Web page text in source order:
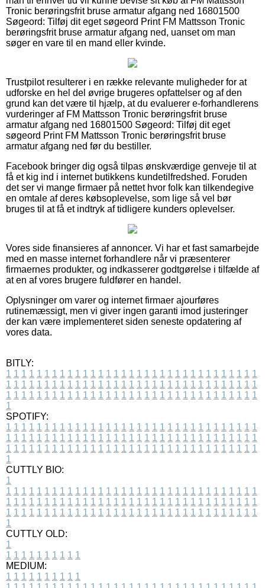
Tronic berøringsfrit bruse armatur afgang ned 16801500
Søgeord: Tilføj dit eget søgeord Print FM Mattsson Tronic
berøringsfrit bruse armatur afgang ned, uanset om man
søger en vare til en mand eller kvinde.
Trustpilot resulterer i en række relevante muligheder for at
udforske en hel del øvrige brugeres opfattelser og af den
grund kan det være til hjælp, at du evaluerer e-forhandlerens
vurderinger af FM Mattsson Tronic berøringsfrit bruse
armatur afgang ned 16801500 Søgeord: Tilføj dit eget
søgeord Print FM Mattsson Tronic berøringsfrit bruse
armatur afgang ned før du bestiller.
Facebook bringer dig også tilpas ønskværdige genveje til at
få et kig ind i internet butikkens kundetilfredshed. Foruden
det ser vi mange firmaer på nettet hvor folk kan tilkendegive
en omtale af deres købsoplevelse, som lige så vel bør
bruges til at få et indtryk af tidligere kunders oplevelser.
Vores side finansieres af annoncer. Vi har et fast samarbejde
med en masse internet forhandlere når vi præsenterer
firmaernes produkter, og indkasserer godtgørelse i tilfælde af
at en af vores brugere fuldfører en handel.
Oplysninger om varer og internet firmaer ajourføres
rutinemæssigt, men vi giver ingen garanti imod justeringer
der kan være implementeret siden seneste opdatering af
vores data.
BITLY:
1 1 1 1 1 1 1 1 1 1 1 1 1 1 1 1 1 1 1 1 1 1 1 1 1 1 1 1 1 1 1 1 1
1 1 1 1 1 1 1 1 1 1 1 1 1 1 1 1 1 1 1 1 1 1 1 1 1 1 1 1 1 1 1 1 1
1 1 1 1 1 1 1 1 1 1 1 1 1 1 1 1 1 1 1 1 1 1 1 1 1 1 1 1 1 1 1 1 1
1
SPOTIFY:
1 1 1 1 1 1 1 1 1 1 1 1 1 1 1 1 1 1 1 1 1 1 1 1 1 1 1 1 1 1 1 1 1
1 1 1 1 1 1 1 1 1 1 1 1 1 1 1 1 1 1 1 1 1 1 1 1 1 1 1 1 1 1 1 1 1
1 1 1 1 1 1 1 1 1 1 1 1 1 1 1 1 1 1 1 1 1 1 1 1 1 1 1 1 1 1 1 1 1
1
CUTTLY BIO:
1
1 1 1 1 1 1 1 1 1 1 1 1 1 1 1 1 1 1 1 1 1 1 1 1 1 1 1 1 1 1 1 1 1
1 1 1 1 1 1 1 1 1 1 1 1 1 1 1 1 1 1 1 1 1 1 1 1 1 1 1 1 1 1 1 1 1
1 1 1 1 1 1 1 1 1 1 1 1 1 1 1 1 1 1 1 1 1 1 1 1 1 1 1 1 1 1 1 1 1
1
CUTTLY OLD:
1
1 1 1 1 1 1 1 1 1 1
MEDIUM:
1 1 1 1 1 1 1 1 1 1